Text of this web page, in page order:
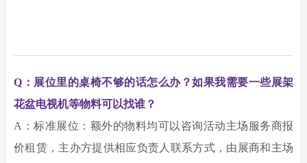
Q： 展位里的桌椅不够的话怎么办？如果我需要一些展架
花盆电视机等物料可以找谁？
A：标准展位：额外的物料均可以咨询活动主场服务商报
价租赁，主办方提供相应负责人联系方式，由展商和主场